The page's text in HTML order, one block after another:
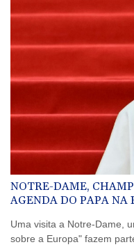
NOTRE-DAME,
AGENDA DO PAPA NA
Uma visita a Notre-Dame,
sobre a Europa" fazem